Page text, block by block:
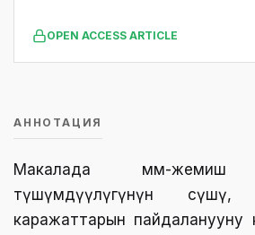
OPEN ACCESS ARTICLE
АННОТАЦИЯ
Макалада мөмө-жемиш
түшүмдүүлүгүнүн өсүшү,
каражаттарын пайдаланууну